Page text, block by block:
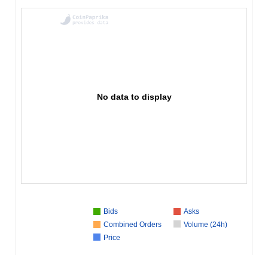
No data to display
Bids
Asks
Combined Orders
Volume (24h)
Price